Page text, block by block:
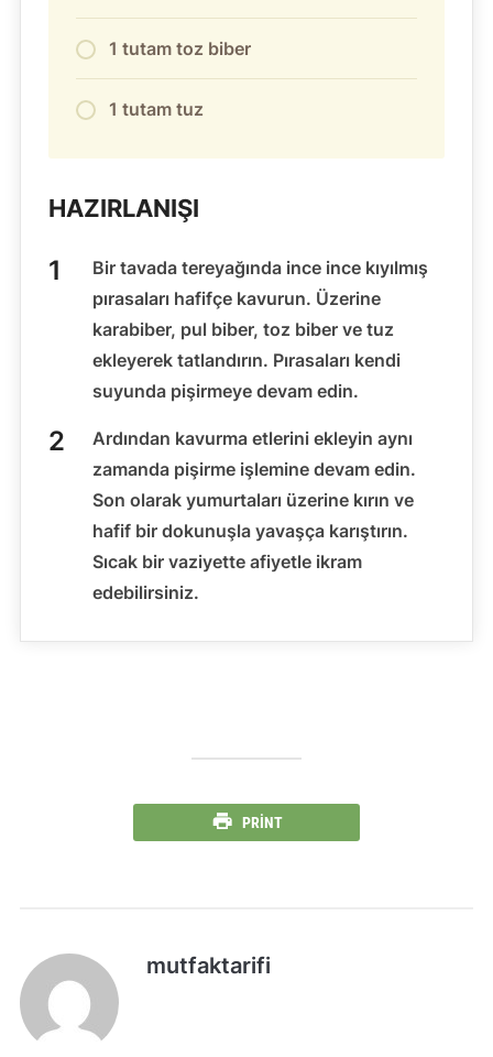
1 tutam toz biber
1 tutam tuz
HAZIRLANIŞI
Bir tavada tereyağında ince ince kıyılmış
pırasaları hafifçe kavurun. Üzerine
karabiber, pul biber, toz biber ve tuz
ekleyerek tatlandırın. Pırasaları kendi
suyunda pişirmeye devam edin.
Ardından kavurma etlerini ekleyin aynı
zamanda pişirme işlemine devam edin.
Son olarak yumurtaları üzerine kırın ve
hafif bir dokunuşla yavaşça karıştırın.
Sıcak bir vaziyette afiyetle ikram
edebilirsiniz.
PRINT
mutfaktarifi